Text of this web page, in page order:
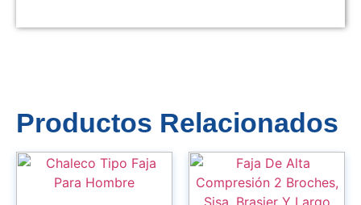
Productos Relacionados